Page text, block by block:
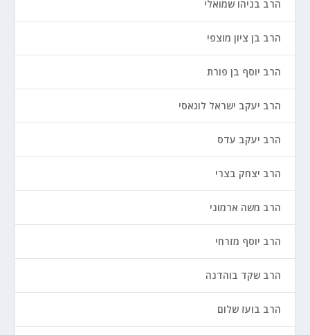
הרב בניהו שמואלי
הרב בן ציון מוצפי
הרב יוסף בן פורת
הרב יעקב ישראל לוגאסי
הרב יעקב עדס
הרב יצחק בצרי
הרב משה ארמוני
הרב יוסף מזרחי
הרב שקד בוהדנה
הרב בועז שלום